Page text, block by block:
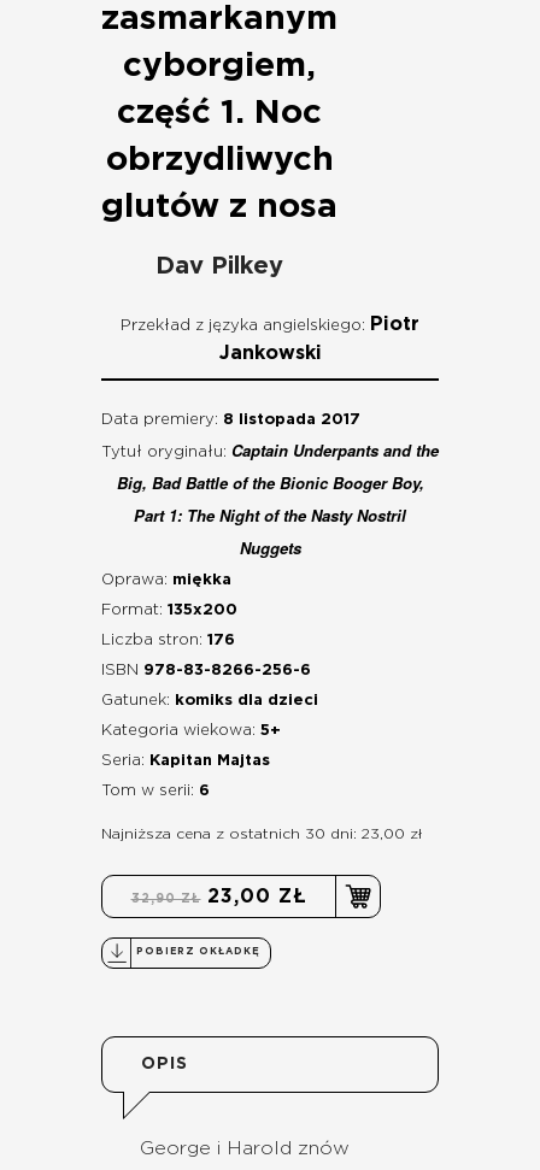
zasmarkanym
cyborgiem,
część 1. Noc
obrzydliwych
glutów z nosa
Dav Pilkey
Przekład z języka angielskiego:
Piotr
Jankowski
Data premiery: 8 listopada 2017
Tytuł oryginału: Captain Underpants and the
Big, Bad Battle of the Bionic Booger Boy,
Part 1: The Night of the Nasty Nostril
Nuggets
Oprawa: miękka
Format: 135x200
Liczba stron: 176
ISBN 978-83-8266-256-6
Gatunek:
komiks dla dzieci
Kategoria wiekowa: 5+
Seria:
Kapitan Majtas
Tom w serii: 6
Najniższa cena z ostatnich 30 dni: 23,00 zł
32,90 ZŁ 23,00 ZŁ
POBIERZ OKŁADKĘ
OPIS
George i Harold znów